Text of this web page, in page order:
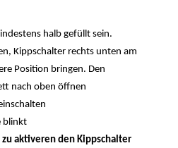
halb gefüllt sein.
Kippschalter rechts unten am
Position bringen. Den
nach oben öffnen
blinkt
aktiveren den Kippschalter